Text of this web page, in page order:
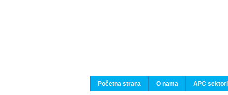
Početna strana
O nama APC sektori